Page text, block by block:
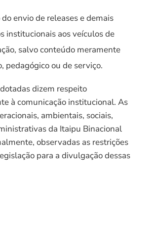
do envio de releases e demais
institucionais aos veículos de
salvo conteúdo meramente
pedagógico ou de serviço.
dizem respeito
à comunicação institucional. As
ambientais, sociais,
da Itaipu Binacional
observadas as restrições
para a divulgação dessas